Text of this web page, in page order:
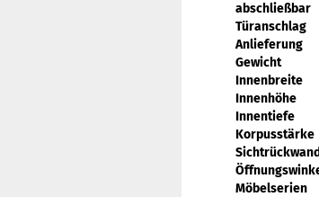
abschließbar
Türanschlag
Anlieferung
Gewicht
Innenbreite
Innenhöhe
Innentiefe
Korpusstärke
Sichtrückwand
Möbelserien